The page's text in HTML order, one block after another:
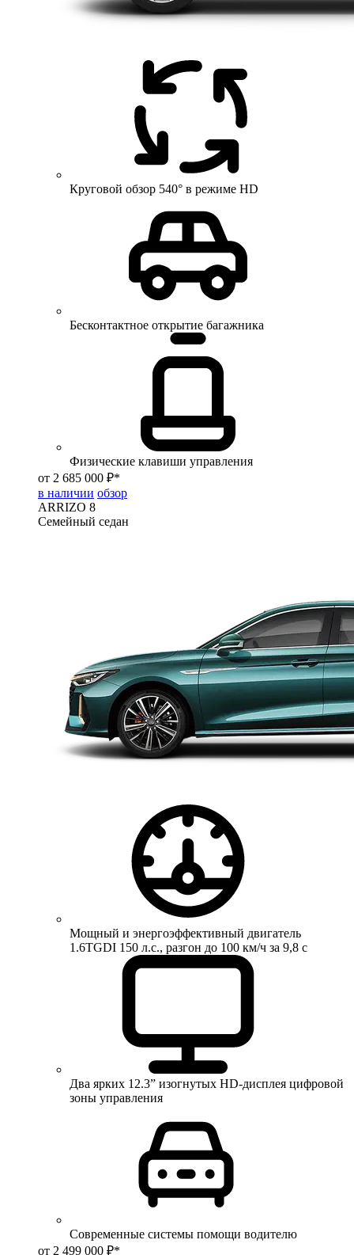
Круговой обзор 540° в режиме HD
Бесконтактное открытие багажника
Физические клавиши управления
от 2 685 000 ₽*
в наличии обзор
ARRIZO 8
Семейный седан
Мощный и энергоэффективный двигатель
1.6TGDI 150 л.с., разгон до 100 км/ч за 9,8 с
Два ярких 12.3” изогнутых HD-дисплея цифровой
зоны управления
Современные системы помощи водителю
от 2 499 000 ₽*